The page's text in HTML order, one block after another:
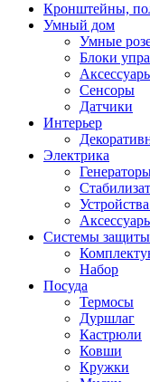
Кронштейны,
Умный дом
Умные
Блоки
Сенсоры
Датчики
Интерьер
Электрика
Системы защиты
Набор
Посуда
Термосы
Дуршлаг
Кастрюли
Ковши
Кружки